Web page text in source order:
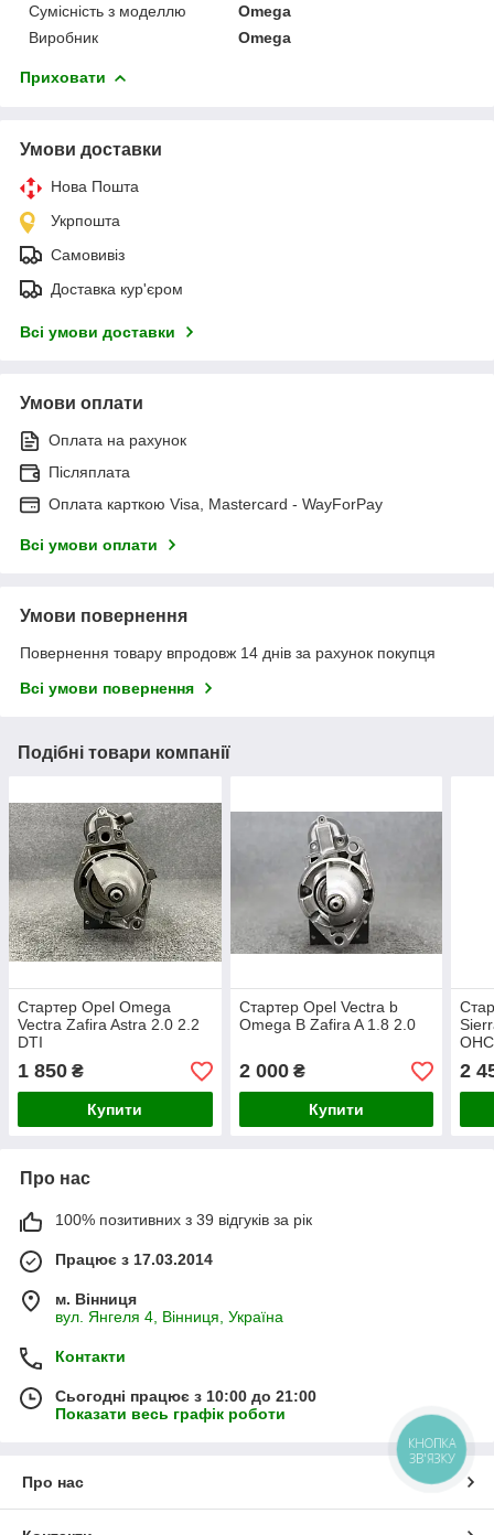
Сумісність з моделлю
Omega
Виробник
Omega
Приховати
Умови доставки
Нова Пошта
Укрпошта
Самовивіз
Доставка кур'єром
Всі умови доставки
Умови оплати
Оплата на рахунок
Післяплата
Оплата карткою Visa, Mastercard - WayForPay
Всі умови оплати
Умови повернення
Повернення товару впродовж 14 днів за рахунок покупця
Всі умови повернення
Подібні товари компанії
Стартер Opel Omega
Vectra Zafira Astra 2.0 2.2
DTI
1 850 ₴
Купити
Стартер Opel Vectra b
Omega B Zafira A 1.8 2.0
2 000₴
Купити
2
Про нас
100% позитивних з 39 відгуків за рік
Працює з 17.03.2014
м. Вінниця
вул. Янгеля 4, Вінниця, Україна
Контакти
Сьогодні працює з 10:00 до 21:00
Показати весь графік роботи
Про нас
КНОПКА
ЗВ'ЯЗКУ